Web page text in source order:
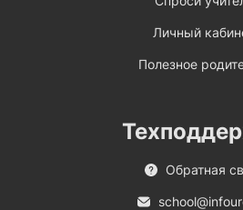
Личный
Полезное
Обратная